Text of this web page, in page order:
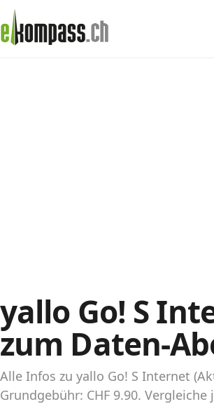
vergleichen
Hotspots und Smart
Handy-Abo
im neuen Design
yallo Go! S
zum Daten-
Alle Infos zu yallo Go! S Internet
Grundgebühr: CHF 9.90.